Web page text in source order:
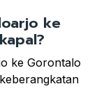
ke
ke Gorontalo